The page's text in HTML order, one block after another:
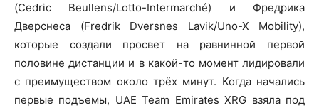
(Cedric Beullens/Lotto-Intermarché) и Фредрика
Дверснеса (Fredrik Dversnes Lavik/Uno-X Mobility),
которые создали просвет на равнинной первой
половине дистанции и в какой-то момент лидировали
с преимуществом около трёх минут. Когда начались
первые подъемы, UAE Team Emirates XRG взяла под